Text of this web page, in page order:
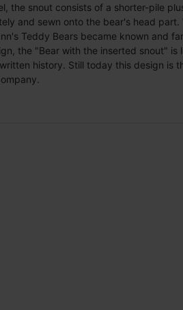
the snout consists of a shorter-pile
and sewn onto the bear's head part.
Teddy Bears became known and
the "Bear with the inserted snout" is
history. Still today this design is